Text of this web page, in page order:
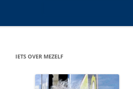
IETS OVER MEZELF